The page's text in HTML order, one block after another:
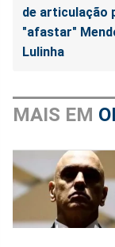
de articulação
"afastar"
Lulinha
MAIS EM